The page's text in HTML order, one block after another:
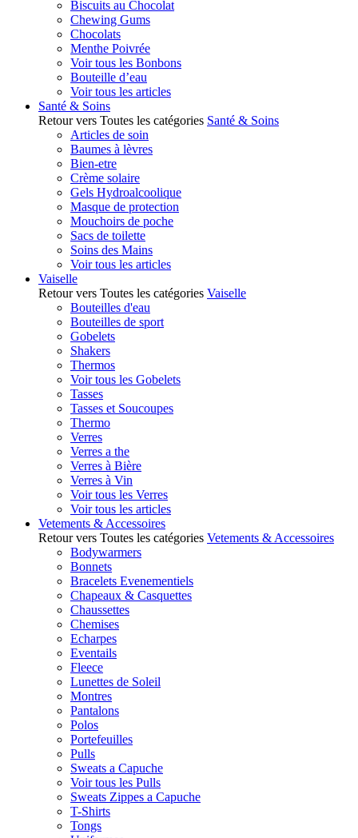
Biscuits au Chocolat
Chewing Gums
Chocolats
Menthe Poivrée
Voir tous les Bonbons
Bouteille d’eau
Voir tous les articles
Santé & Soins
Retour vers Toutes les catégories Santé & Soins
Articles de soin
Baumes à lèvres
Bien-etre
Crème solaire
Gels Hydroalcoolique
Masque de protection
Mouchoirs de poche
Sacs de toilette
Soins des Mains
Voir tous les articles
Vaiselle
Retour vers Toutes les catégories Vaiselle
Bouteilles d'eau
Bouteilles de sport
Gobelets
Shakers
Thermos
Voir tous les Gobelets
Tasses
Tasses et Soucoupes
Thermo
Verres
Verres a the
Verres à Bière
Verres à Vin
Voir tous les Verres
Voir tous les articles
Vetements & Accessoires
Retour vers Toutes les catégories Vetements & Accessoires
Bodywarmers
Bonnets
Bracelets Evenementiels
Chapeaux & Casquettes
Chaussettes
Chemises
Echarpes
Eventails
Fleece
Lunettes de Soleil
Montres
Pantalons
Polos
Portefeuilles
Pulls
Sweats a Capuche
Voir tous les Pulls
Sweats Zippes a Capuche
T-Shirts
Tongs